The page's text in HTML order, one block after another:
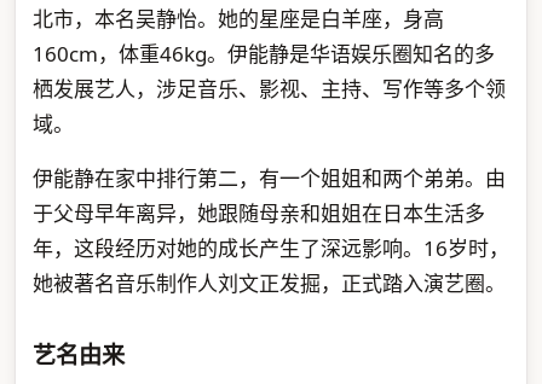
北市，本名吴静怡。她的星座是白羊座，身高
160cm，体重46kg。伊能静是华语娱乐圈知名的多
栖发展艺人，涉足音乐、影视、主持、写作等多个领
域。
伊能静在家中排行第二，有一个姐姐和两个弟弟。由
于父母早年离异，她跟随母亲和姐姐在日本生活多
年，这段经历对她的成长产生了深远影响。16岁时，
她被著名音乐制作人刘文正发掘，正式踏入演艺圈。
艺名由来